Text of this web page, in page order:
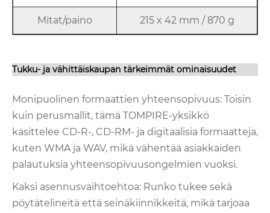
Mitat/paino 215 x 42 mm / 870 g
Tukku- ja vähittäiskaupan tärkeimmät ominaisuudet
Monipuolinen formaattien yhteensopivuus: Toisin
kuin perusmallit, tämä TOMPIRE-yksikkö
käsittelee CD-R-, CD-RM- ja digitaalisia formaatteja,
kuten WMA ja WAV, mikä vähentää asiakkaiden
palautuksia yhteensopivuusongelmien vuoksi.
Kaksi asennusvaihtoehtoa: Runko tukee sekä
pöytätelineitä että seinäkiinnikkeitä, mikä tarjoaa